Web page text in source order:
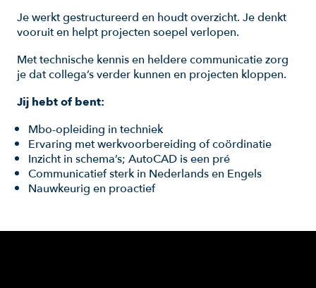
Je werkt gestructureerd en houdt overzicht. Je denkt
vooruit en helpt projecten soepel verlopen.
Met technische kennis en heldere communicatie zorg
je dat collega’s verder kunnen en projecten kloppen.
Jij hebt of bent:
Mbo-opleiding in techniek
Ervaring met werkvoorbereiding of coördinatie
Inzicht in schema’s; AutoCAD is een pré
Communicatief sterk in Nederlands en Engels
Nauwkeurig en proactief